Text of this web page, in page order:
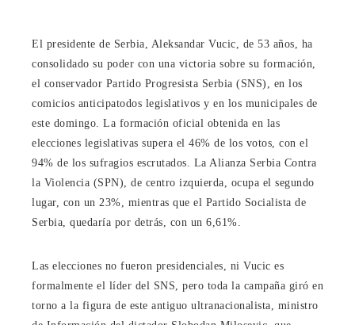
El presidente de Serbia, Aleksandar Vucic, de 53 años, ha
consolidado su poder con una victoria sobre su formación,
el conservador Partido Progresista Serbia (SNS), en los
comicios anticipatodos legislativos y en los municipales de
este domingo. La formación oficial obtenida en las
elecciones legislativas supera el 46% de los votos, con el
94% de los sufragios escrutados. La Alianza Serbia Contra
la Violencia (SPN), de centro izquierda, ocupa el segundo
lugar, con un 23%, mientras que el Partido Socialista de
Serbia, quedaría por detrás, con un 6,61%.
Las elecciones no fueron presidenciales, ni Vucic es
formalmente el líder del SNS, pero toda la campaña giró en
torno a la figura de este antiguo ultranacionalista, ministro